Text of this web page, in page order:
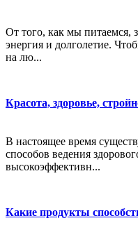
От того, как мы питаемся,
энергия и долголетие.
на лю...
Красота, здоровье,
В настоящее время
способов ведения
высокоэффективн...
Какие продукты